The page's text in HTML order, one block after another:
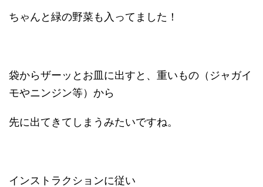
ちゃんと緑の野菜も入ってました！
袋からザーッとお皿に出すと、重いもの（ジャガイ
モやニンジン等）から
先に出てきてしまうみたいですね。
インストラクションに従い